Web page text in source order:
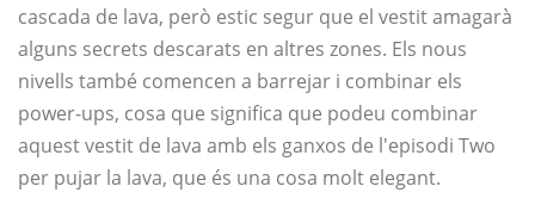
cascada de lava, però estic segur que el vestit amagarà
alguns secrets descarats en altres zones. Els nous
nivells també comencen a barrejar i combinar els
power-ups, cosa que significa que podeu combinar
aquest vestit de lava amb els ganxos de l'episodi Two
per pujar la lava, que és una cosa molt elegant.